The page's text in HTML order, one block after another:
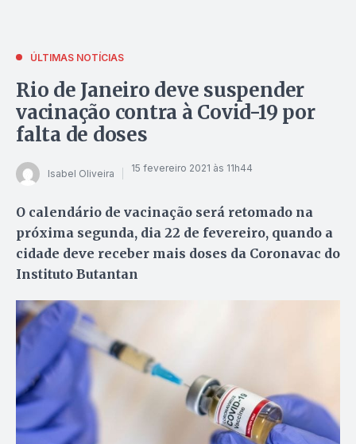
ÚLTIMAS NOTÍCIAS
Rio de Janeiro deve suspender
vacinação contra à Covid-19 por
falta de doses
Isabel Oliveira 15 fevereiro 2021 às 11h44
O calendário de vacinação será retomado na
próxima segunda, dia 22 de fevereiro, quando a
cidade deve receber mais doses da Coronavac do
Instituto Butantan